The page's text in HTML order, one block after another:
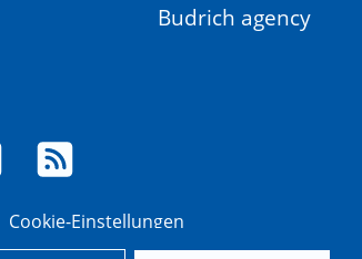
Budrich agency
Cookie-Einstellungen